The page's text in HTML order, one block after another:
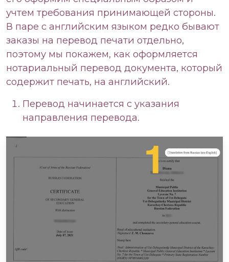
учтем требования принимающей стороны.
В паре с английским языком редко бывают
заказы на перевод печати отдельно,
поэтому мы покажем, как оформляется
нотариальный перевод документа, который
содержит печать, на английский.
Перевод начинается с указания
направления перевода.